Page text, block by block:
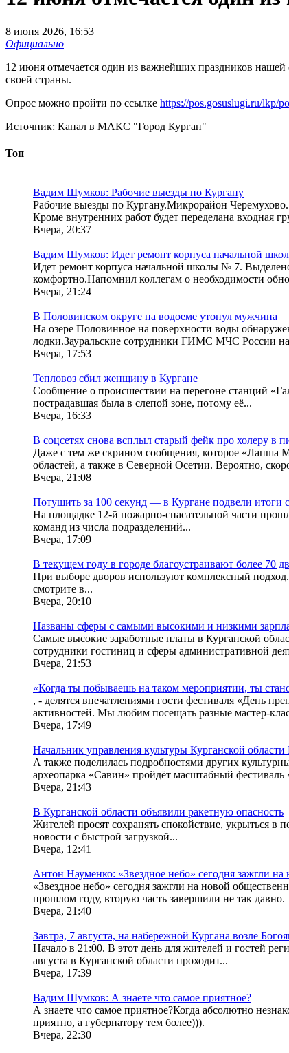
8 июня 2026, 16:53
Официально
12 июня отмечается один из важнейших праздников нашей
своей страны.
Опрос можно пройти по ссылке https://pos.gosuslugi.ru/lkp/
Источник: Канал в МАКС "Город Курган"
Топ
Вадим Шумков: Рабочие выезды по Кургану
Рабочие выезды по Кургану.Микрорайон
Кроме внутренних работ будет переделана входная
Вчера, 20:37
Вадим Шумков: Идет ремонт корпуса начальной
Идет ремонт корпуса начальной школы № 7.
комфортно.Напомнил коллегам о необходимости
Вчера, 21:24
В Половинском округе на водоеме утонул мужчина
На озере Половинное на поверхности воды
лодки.Зауральские сотрудники ГИМС МЧС России
Вчера, 17:53
Тепловоз сбил женщину в Кургане
Сообщение о происшествии на перегоне станций
пострадавшая была в слепой зоне, потому её...
Вчера, 16:33
В соцсетях снова всплыл старый фейк про холеру в
Даже с тем же скрином сообщения, которое «Лапша
областей, а также в Северной Осетии. Вероятно,
Вчера, 21:08
Потушить за 100 секунд — в Кургане подвели итоги
На площадке 12-й пожарно-спасательной части
команд из числа подразделений...
Вчера, 17:09
В текущем году в городе благоустраивают более 70
При выборе дворов используют комплексный
смотрите в...
Вчера, 20:10
Названы сферы с самыми высокими и низкими
Самые высокие заработные платы в Курганской
сотрудники гостиниц и сферы административной
Вчера, 21:53
«Когда ты побываешь на таком мероприятии, ты
, - делятся впечатлениями гости фестиваля «День
активностей. Мы любим посещать разные мастер-
Вчера, 17:49
Начальник управления культуры Курганской
А также поделилась подробностями других
археопарка «Савин» пройдёт масштабный фестиваль
Вчера, 21:43
В Курганской области объявили ракетную опасность
Жителей просят сохранять спокойствие, укрыться
новости с быстрой загрузкой...
Вчера, 12:41
Антон Науменко: «Звездное небо» сегодня зажгли
«Звездное небо» сегодня зажгли на новой
прошлом году, вторую часть завершили не так
Вчера, 21:40
Завтра, 7 августа, на набережной Кургана возле
Начало в 21:00. В этот день для жителей и гостей
августа в Курганской области проходит...
Вчера, 17:39
Вадим Шумков: А знаете что самое приятное?
А знаете что самое приятное?Когда абсолютно
приятно, а губернатору тем более))).
Вчера, 22:30